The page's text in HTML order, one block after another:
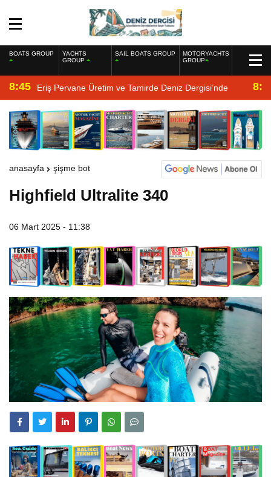
BOATS GROUP
YACHTS
GROUP
SAIL BOATS GROUP
MOTORYACHTS
GROUP
8:45 Eriş Pervane Üretim ve Tamirde Deniz Dergisi’nde
anasayfa şişme bot
Highfield Ultralite 340
06 Mart 2025 - 11:38